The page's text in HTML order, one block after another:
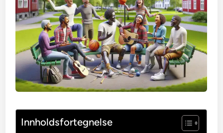
Innholdsfortegnelse